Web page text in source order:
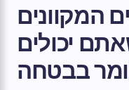
המקוונים
יכולים
בבטחה